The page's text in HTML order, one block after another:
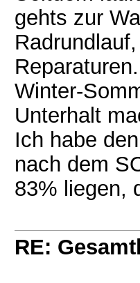
gehts zur
Reparaturen.
Winter-
Unterhalt
Ich habe
nach dem
83% liegen,
RE: